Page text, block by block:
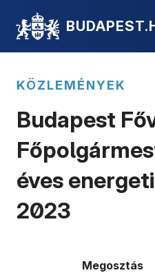
KÖZLEMÉNYEK
Budapest
éves
2023
Megosztás